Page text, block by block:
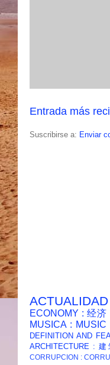
Entrada más
Suscribirse a: Enviar
ECONOMY : 经济
MUSICA :
DEFINITION AND
ARCHITECTURE : 建
CORRUPCION :